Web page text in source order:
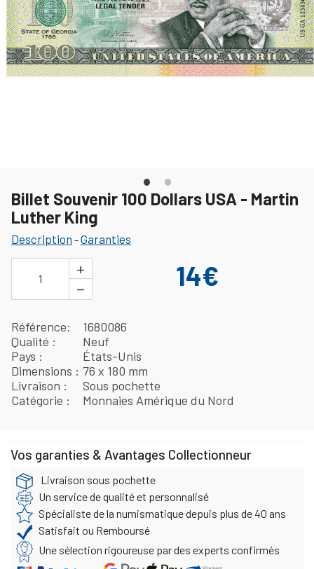
Billet Souvenir 100 Dollars USA - Martin
Luther King
Description -Garanties
1
+
−
14€
Référence
1680086
Qualité
Neuf
Pays
États-Unis
Dimensions
76 x 180 mm
Livraison
Sous pochette
Catégorie
Monnaies Amérique du Nord
Vos garanties & Avantages Collectionneur
Livraison sous pochette
Un service de qualité et personnalisé
Spécialiste de la numismatique depuis plus de 40 ans
Satisfait ou Remboursé
Une sélection rigoureuse par des experts confirmés